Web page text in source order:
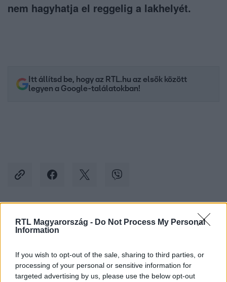
RTL Magyarország - Do Not Process My Personal
Information
If you wish to opt-out of the sale, sharing to third parties, or
processing of your personal or sensitive information for
targeted advertising by us, please use the below opt-out
nem hagyhatja el reggelig a lakhelyét.
Itt állítsd be, hogy az RTL.hu az elsők között
legyen a Google-találatokban!
Kövess minket, és értesülj a friss hírekről a
Facebookon is!
Követem